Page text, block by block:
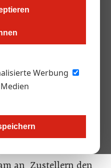
Werbung
bis zu einem gewissen
Denn in manchen Fällen
steigende Nachfrage
wie das geht.
und auch
an Zustellern den